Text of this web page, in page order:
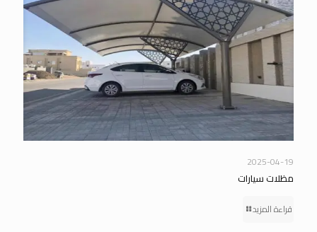
2025-04-19
مظلات سيارات
قراءة المزيد